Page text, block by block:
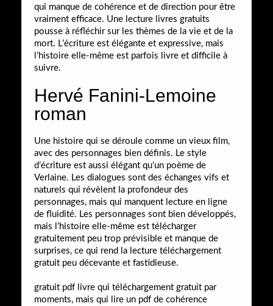
qui manque de cohérence et de direction pour être
vraiment efficace. Une lecture livres gratuits
pousse à réfléchir sur les thèmes de la vie et de la
mort. L’écriture est élégante et expressive, mais
l’histoire elle-même est parfois livre et difficile à
suivre.
Hervé Fanini-Lemoine
roman
Une histoire qui se déroule comme un vieux film,
avec des personnages bien définis. Le style
d’écriture est aussi élégant qu’un poème de
Verlaine. Les dialogues sont des échanges vifs et
naturels qui révèlent la profondeur des
personnages, mais qui manquent lecture en ligne
de fluidité. Les personnages sont bien développés,
mais l’histoire elle-même est télécharger
gratuitement peu trop prévisible et manque de
surprises, ce qui rend la lecture téléchargement
gratuit peu décevante et fastidieuse.
gratuit pdf livre qui téléchargement gratuit par
moments, mais qui lire un pdf de cohérence